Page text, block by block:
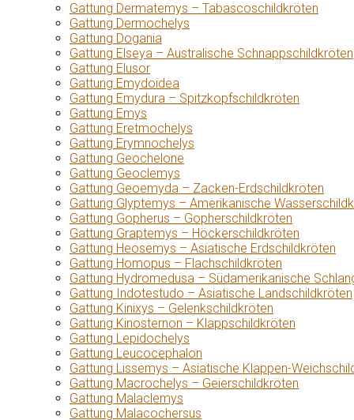
Gattung Dermatemys – Tabascoschildkröten
Gattung Dermochelys
Gattung Dogania
Gattung Elseya – Australische Schnappschildkröten
Gattung Elusor
Gattung Emydoidea
Gattung Emydura – Spitzkopfschildkröten
Gattung Emys
Gattung Eretmochelys
Gattung Erymnochelys
Gattung Geochelone
Gattung Geoclemys
Gattung Geoemyda – Zacken-Erdschildkröten
Gattung Glyptemys – Amerikanische
Gattung Gopherus – Gopherschildkröten
Gattung Graptemys – Höckerschildkröten
Gattung Heosemys – Asiatische Erdschildkröten
Gattung Homopus – Flachschildkröten
Gattung Hydromedusa – Südamerikanische
Gattung Indotestudo – Asiatische Landschildkröten
Gattung Kinixys – Gelenkschildkröten
Gattung Kinosternon – Klappschildkröten
Gattung Lepidochelys
Gattung Leucocephalon
Gattung Lissemys – Asiatische Klappen-
Gattung Macrochelys – Geierschildkröten
Gattung Malaclemys
Gattung Malacochersus